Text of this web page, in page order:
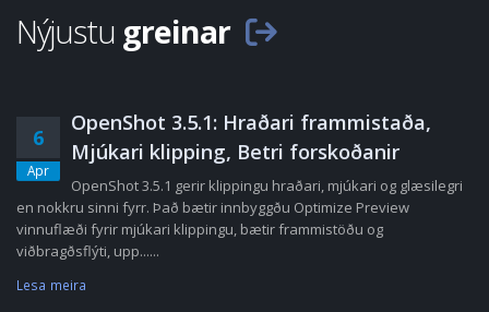
Nýjustu greinar
6
Apr
OpenShot 3.5.1: Hraðari frammistaða,
Mjúkari klipping, Betri forskoðanir
OpenShot 3.5.1 gerir klippingu hraðari, mjúkari og glæsilegri
en nokkru sinni fyrr. Það bætir innbyggðu Optimize Preview
vinnuflæði fyrir mjúkari klippingu, bætir frammistöðu og
viðbragðsflýti, upp......
Lesa meira